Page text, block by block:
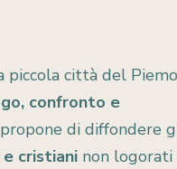
piccola città del
confronto e
propone di diffondere
cristiani non logorati